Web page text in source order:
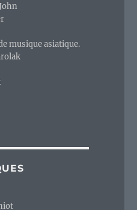
musique asiatique.